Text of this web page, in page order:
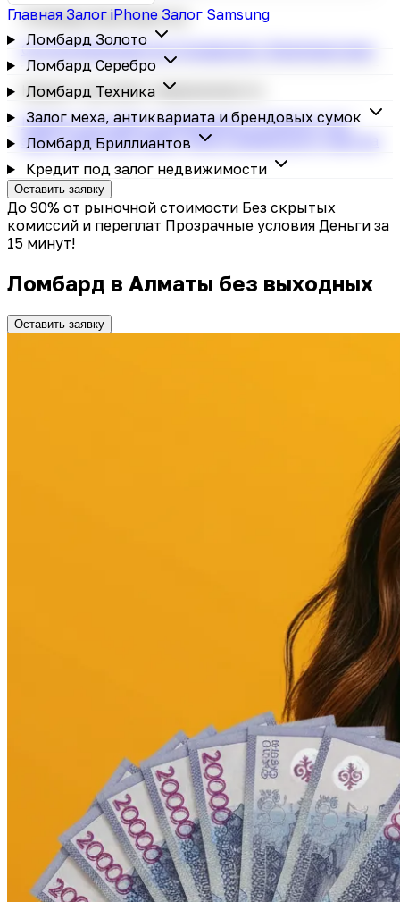
Ломбард Бриллиантов
Скупка бриллиантовУкрашения с бриллиантами
Кредит под залог недвижимости
Кредит под залог недвижимостиКредит под
залог квартирыЗалог дачи и земельного участка
Главная Залог iPhone Залог Samsung
Ломбард Золото
Ломбард Серебро
Ломбард Техника
Залог меха, антиквариата и брендовых сумок
Ломбард Бриллиантов
Кредит под залог недвижимости
Оставить заявку
До 90% от рыночной стоимости Без скрытых
комиссий и переплат Прозрачные условия Деньги за
15 минут!
Ломбард в Алматы без выходных
Оставить заявку